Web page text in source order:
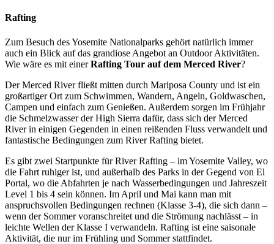
Rafting
Zum Besuch des Yosemite Nationalparks gehört natürlich immer
auch ein Blick auf das grandiose Angebot an Outdoor Aktivitäten.
Wie wäre es mit einerRafting Tour auf dem Merced River?
Der Merced River fließt mitten durch Mariposa County und ist ein
großartiger Ort zum Schwimmen, Wandern, Angeln, Goldwaschen,
Campen und einfach zum Genießen. Außerdem sorgen im Frühjahr
die Schmelzwasser der High Sierra dafür, dass sich der Merced
River in einigen Gegenden in einen reißenden Fluss verwandelt und
fantastische Bedingungen zum River Rafting bietet.
Es gibt zwei Startpunkte für River Rafting – im Yosemite Valley, wo
die Fahrt ruhiger ist, und außerhalb des Parks in der Gegend von El
Portal, wo die Abfahrten je nach Wasserbedingungen und Jahreszeit
Level 1 bis 4 sein können. Im April und Mai kann man mit
anspruchsvollen Bedingungen rechnen (Klasse 3-4), die sich dann –
wenn der Sommer voranschreitet und die Strömung nachlässt – in
leichte Wellen der Klasse I verwandeln. Rafting ist eine saisonale
Aktivität, die nur im Frühling und Sommer stattfindet.